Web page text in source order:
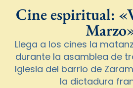
Cine espiritual:
Llega a los cines la
durante la asamblea de
Iglesia del barrio de
la dictadura